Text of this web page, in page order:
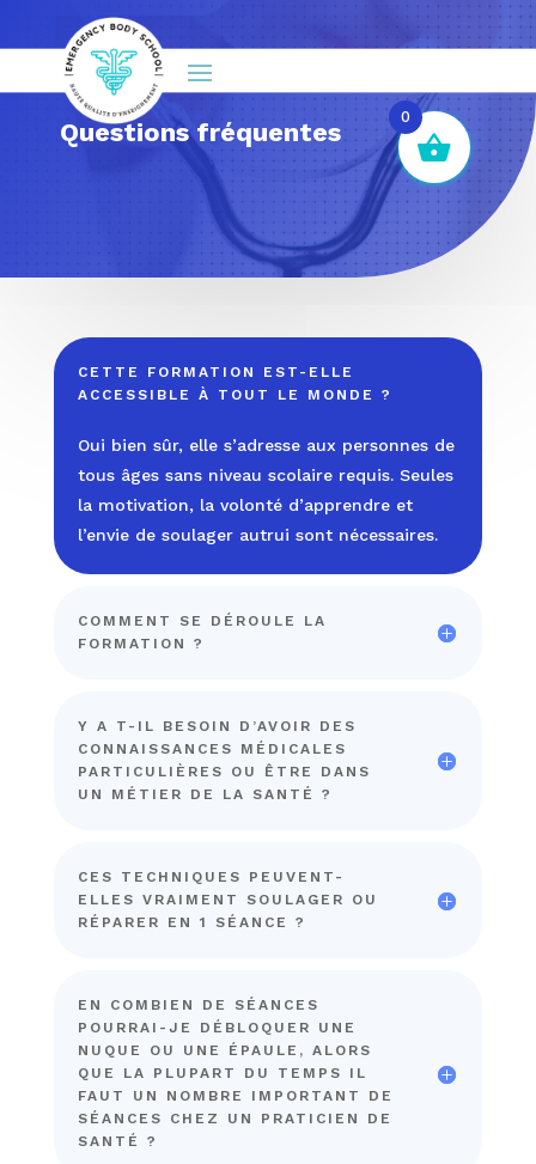
Questions fréquentes
CETTE FORMATION EST-ELLE
ACCESSIBLE À TOUT LE MONDE ?
Oui bien sûr, elle s’adresse aux personnes de
tous âges sans niveau scolaire requis. Seules
la motivation, la volonté d’apprendre et
l’envie de soulager autrui sont nécessaires.
COMMENT SE DÉROULE LA
FORMATION ?
Y A T-IL BESOIN D’AVOIR DES
CONNAISSANCES MÉDICALES
PARTICULIÈRES OU ÊTRE DANS
UN MÉTIER DE LA SANTÉ ?
CES TECHNIQUES PEUVENT-
ELLES VRAIMENT SOULAGER OU
RÉPARER EN 1 SÉANCE ?
EN COMBIEN DE SÉANCES
POURRAI-JE DÉBLOQUER UNE
NUQUE OU UNE ÉPAULE, ALORS
QUE LA PLUPART DU TEMPS IL
FAUT UN NOMBRE IMPORTANT DE
SÉANCES CHEZ UN PRATICIEN DE
SANTÉ ?
0